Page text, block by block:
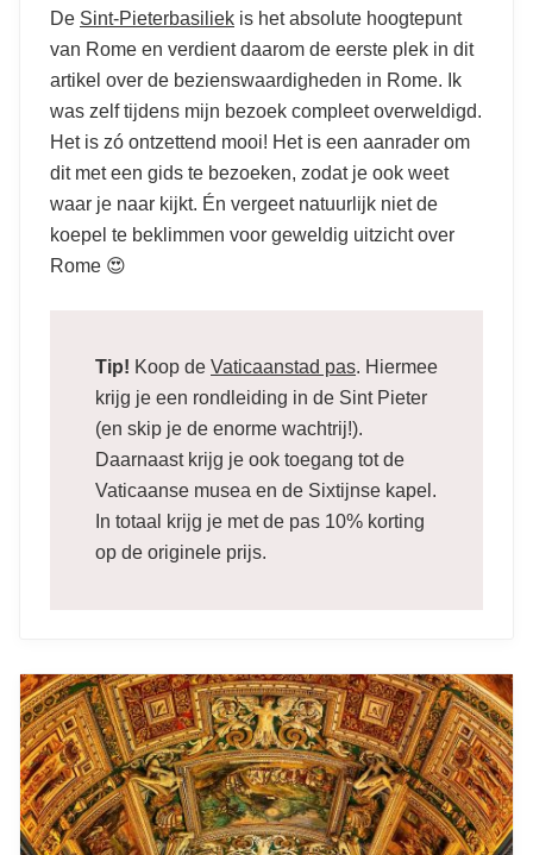
De Sint-Pieterbasiliek is het absolute hoogtepunt
van Rome en verdient daarom de eerste plek in dit
artikel over de bezienswaardigheden in Rome. Ik
was zelf tijdens mijn bezoek compleet overweldigd.
Het is zó ontzettend mooi! Het is een aanrader om
dit met een gids te bezoeken, zodat je ook weet
waar je naar kijkt. Én vergeet natuurlijk niet de
koepel te beklimmen voor geweldig uitzicht over
Rome 😍
Tip! Koop de Vaticaanstad pas. Hiermee
krijg je een rondleiding in de Sint Pieter
(en skip je de enorme wachtrij!).
Daarnaast krijg je ook toegang tot de
Vaticaanse musea en de Sixtijnse kapel.
In totaal krijg je met de pas 10% korting
op de originele prijs.